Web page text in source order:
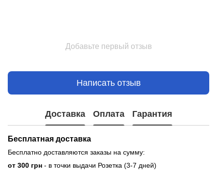
Добавьте первый отзыв
Написать отзыв
Доставка Оплата Гарантия
Бесплатная доставка
Бесплатно доставляются заказы на сумму:
от 300 грн - в точки выдачи Розетка (3-7 дней)